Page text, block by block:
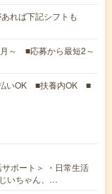
れば下記シフトも
月～ ■応募から最短2～
いOK ■扶養内OK ■
ポート＞ ・日常生活
いちゃん、…